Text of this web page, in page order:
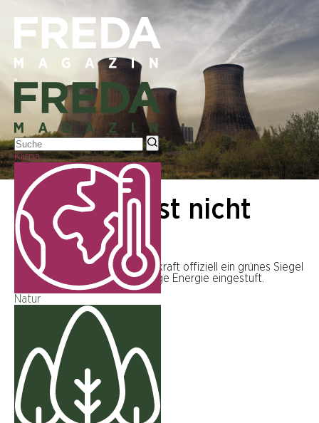
Klima
Natur
WISSENSCHAFT
Atomkraft ist nicht
grün
Die EU-Kommission hat Atomkraft offiziell ein grünes Siegel
verliehen und sie als nachhaltige Energie eingestuft.
WEITERLESEN